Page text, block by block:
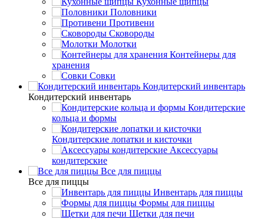
Половники
Противени
Сковороды
Молотки
Контейнеры для
хранения
Совки
Кондитерский инвентарь
Кондитерский инвентарь
Кондитерские
кольца и формы
Кондитерские лопатки и кисточки
Аксессуары
кондитерские
Все для пиццы
Все для пиццы
Инвентарь для пиццы
Формы для пиццы
Щетки для печи